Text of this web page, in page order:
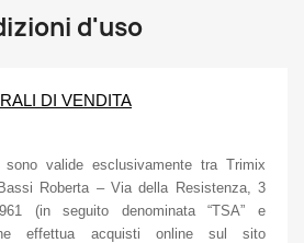
d'uso
DI VENDITA
sono valide esclusivamente tra Trimix
Roberta – Via della Resistenza, 3
(in seguito denominata “TSA” e
effettua acquisti online sul sito